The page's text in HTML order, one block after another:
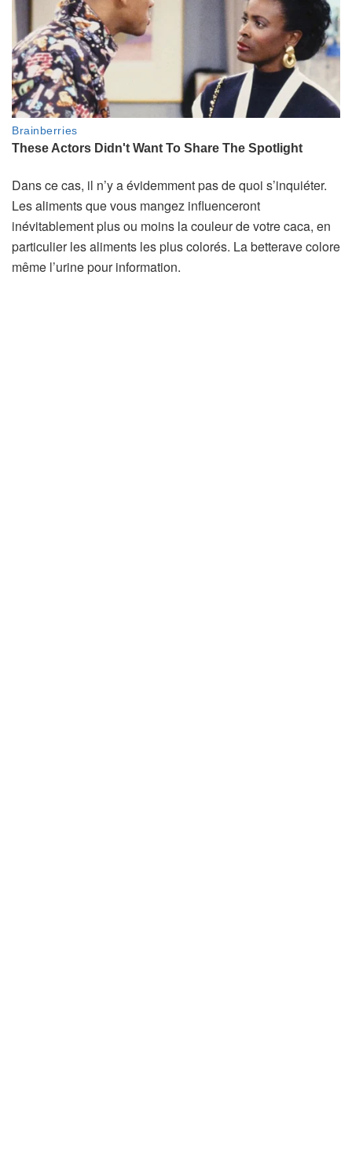
Dans ce cas, il n’y a évidemment pas de quoi s’inquiéter.
Les aliments que vous mangez influenceront
inévitablement plus ou moins la couleur de votre caca, en
particulier les aliments les plus colorés. La betterave colore
même l’urine pour information.